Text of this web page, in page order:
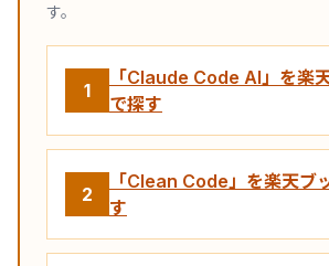
す。
1
「Claude Code AI」を楽
で探す
2
「Clean Code」を楽天ブ
す